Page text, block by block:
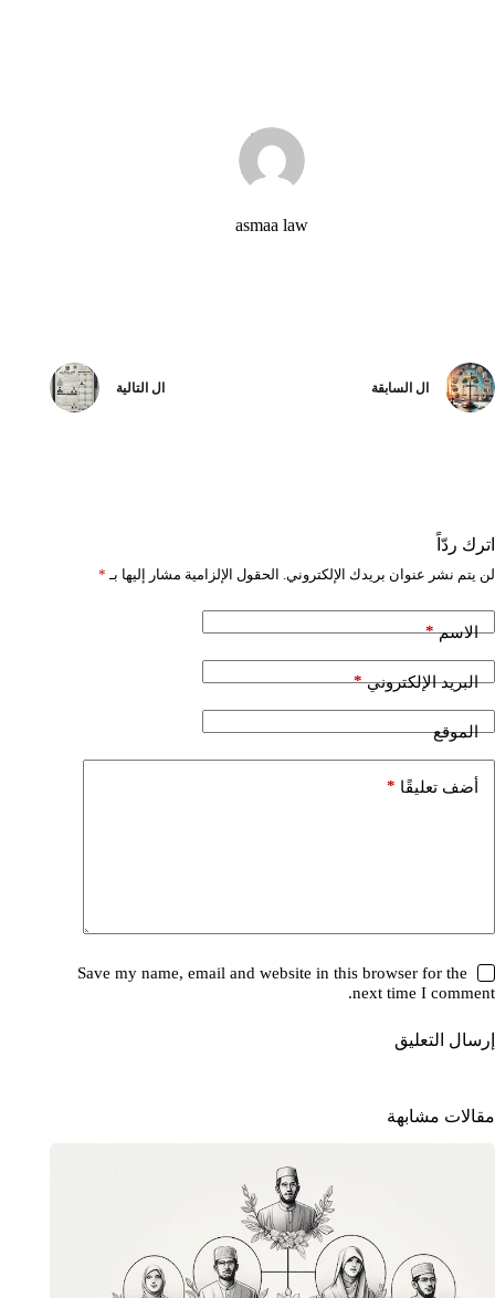
asmaa law
ال السابقة ال التالية
اترك ردّاً
لن يتم نشر عنوان بريدك الإلكتروني. الحقول الإلزامية مشار إليها بـ *
الاسم*
البريد الإلكتروني*
الموقع
أضف تعليقًا *
Save my name, email and website in this browser for the
next time I comment.
إرسال التعليق
مقالات مشابهة